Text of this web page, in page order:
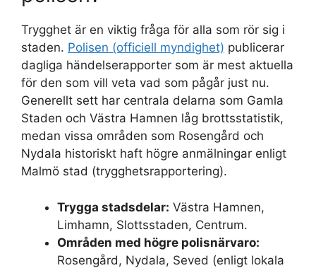
Trygghet är en viktig fråga för alla som rör sig i
staden. Polisen (officiell myndighet) publicerar
dagliga händelserapporter som är mest aktuella
för den som vill veta vad som pågår just nu.
Generellt sett har centrala delarna som Gamla
Staden och Västra Hamnen låg brottsstatistik,
medan vissa områden som Rosengård och
Nydala historiskt haft högre anmälningar enligt
Malmö stad (trygghetsrapportering).
Trygga stadsdelar: Västra Hamnen,
Limhamn, Slottsstaden, Centrum.
Områden med högre polisnärvaro:
Rosengård, Nydala, Seved (enligt lokala